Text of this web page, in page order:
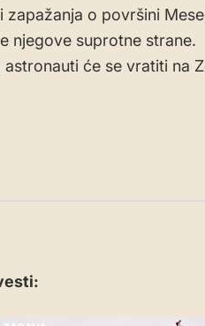
o površini
njegove suprotne strane.
će se vratiti na